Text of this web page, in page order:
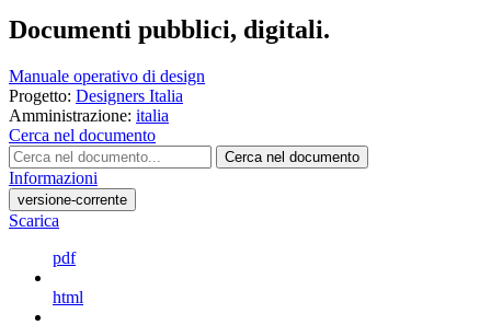
Documenti pubblici, digitali.
Manuale operativo di design
Progetto: Designers Italia
Amministrazione: italia
Cerca nel documento
Cerca nel documento
Informazioni
versione-corrente
Scarica
pdf
html